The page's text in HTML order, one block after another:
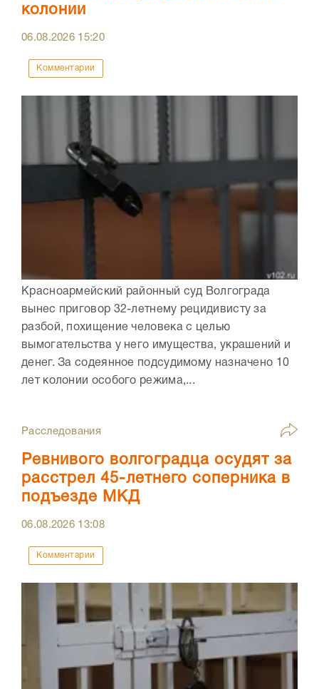
колонии
06.08.2026 15:20
Комментарии
Красноармейский районный суд Волгограда
вынес приговор 32-летнему рецидивисту за
разбой, похищение человека с целью
вымогательства у него имущества, украшений и
денег. За содеянное подсудимому назначено 10
лет колонии особого режима,...
Расследования
Ревнивого волгоградца осудят за
расстрел 45-летнего соперника в
подъезде МКД
06.08.2026 13:08
Комментарии